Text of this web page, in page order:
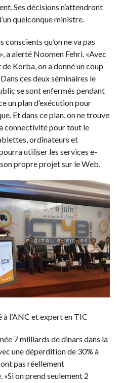
Ses décisions n’attendront
quelconque ministre.
conscients qu’on ne va pas
a alerté Noomen Fehri. «Avec
Korba, on a donné un coup
ces deux séminaires le
se sont enfermés pendant
un plan d’exécution pour
Et dans ce plan, on ne trouve
connectivité pour tout le
ordinateurs et
utiliser les services e-
propre projet sur le Web.
l’ANC et expert en TIC
7 milliards de dinars dans la
une déperdition de 30% à
pas réellement
on prend seulement 2